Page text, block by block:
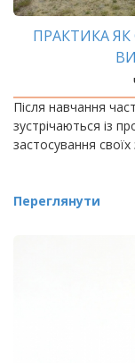
ПРАКТИКА
Після навчання
зустрічаються із
застосування своїх
Переглянути